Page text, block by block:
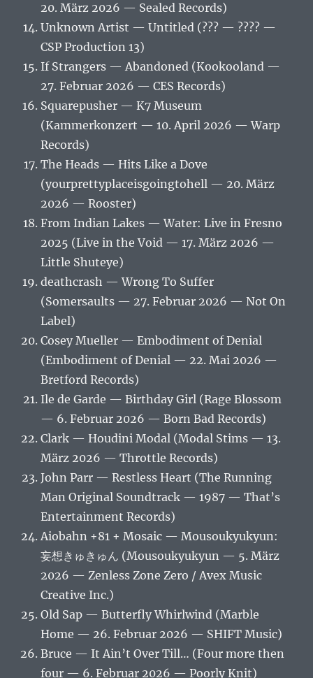
20. März 2026 — Sealed Records)
Unknown Artist — Untitled (??? — ???? —
CSP Production 13)
If Strangers — Abandoned (Kookooland —
27. Februar 2026 — CES Records)
Squarepusher — K7 Museum
(Kammerkonzert — 10. April 2026 — Warp
Records)
The Heads — Hits Like a Dove
(yourprettyplaceisgoingtohell — 20. März
2026 — Rooster)
From Indian Lakes — Water: Live in Fresno
2025 (Live in the Void — 17. März 2026 —
Little Shuteye)
deathcrash — Wrong To Suffer
(Somersaults — 27. Februar 2026 — Not On
Label)
Cosey Mueller — Embodiment of Denial
(Embodiment of Denial — 22. Mai 2026 —
Bretford Records)
Ile de Garde — Birthday Girl (Rage Blossom
— 6. Februar 2026 — Born Bad Records)
Clark — Houdini Modal (Modal Stims — 13.
März 2026 — Throttle Records)
John Parr — Restless Heart (The Running
Man Original Soundtrack — 1987 — That’s
Entertainment Records)
Aiobahn +81 + Mosaic — Mousoukyukyun:
妄想きゅきゅん (Mousoukyukyun — 5. März
2026 — Zenless Zone Zero / Avex Music
Creative Inc.)
Old Sap — Butterfly Whirlwind (Marble
Home — 26. Februar 2026 — SHIFT Music)
Bruce — It Ain’t Over Till… (Four more then
four — 6. Februar 2026 — Poorly Knit)